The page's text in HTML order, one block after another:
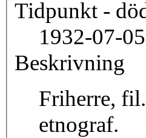
Tidpunkt -
1932-07-05
Beskrivning
Friherre,
etnograf.